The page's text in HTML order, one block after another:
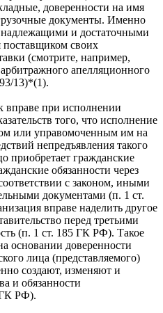
доверенности на имя
документы. Именно
и достаточными
поставщиком своих
(смотрите, например,
апелляционного
13)*(1).
при исполнении
того, что исполнение
или управомоченным им на
непредъявления такого
приобретает гражданские
обязанности через
с законом, иными
документами (п. 1 ст.
вправе наделить другое
перед третьими
(п. 1 ст. 185 ГК РФ). Такое
основании доверенности
лица (представляемого)
создают, изменяют и
и обязанности
ГК РФ).